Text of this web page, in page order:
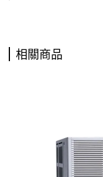
相關商品